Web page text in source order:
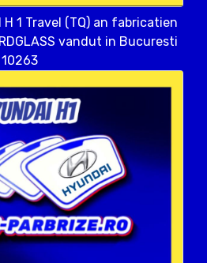
H 1 Travel (TQ) an fabricatien
vandut in Bucuresti
10263